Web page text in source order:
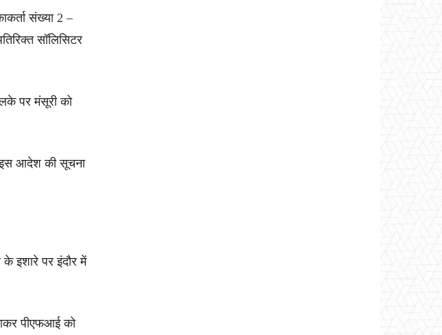
संख्या 2 –
सॉलिसिटर
पर मंसूरी को
इस आदेश की सूचना
इशारे पर इंदौर में
पीएफआई को